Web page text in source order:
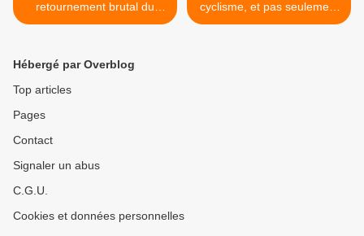
retournement brutal du
marché de l'immobilier aux
Jean-Marie NOL .
cyclisme, et pas seulement
le cyclisme. >
Hébergé par Overblog
Top articles
Pages
Contact
Signaler un abus
C.G.U.
Cookies et données personnelles